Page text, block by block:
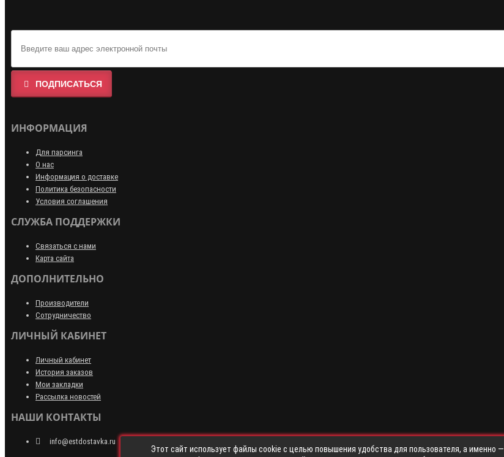
ПОДПИСАТЬСЯ
ИНФОРМАЦИЯ
Для парсинга
О нас
Информация о доставке
Политика безопасности
Условия соглашения
СЛУЖБА ПОДДЕРЖКИ
Связаться с нами
Карта сайта
ДОПОЛНИТЕЛЬНО
Производители
Сотрудничество
ЛИЧНЫЙ КАБИНЕТ
Личный кабинет
История заказов
Мои закладки
Рассылка новостей
НАШИ КОНТАКТЫ
info@estdostavka.ru
Этот сайт использует файлы cookie с целью повышения удобства для пользователя, а именно —